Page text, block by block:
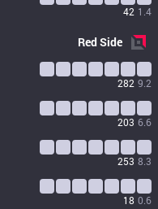
42 1.4
RedSide
282 9.2
203 6.6
253 8.3
18 0.6